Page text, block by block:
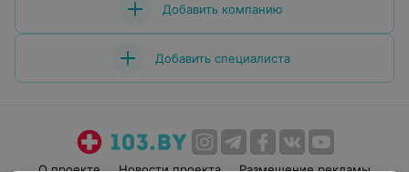
Добавить компанию
Добавить специалиста